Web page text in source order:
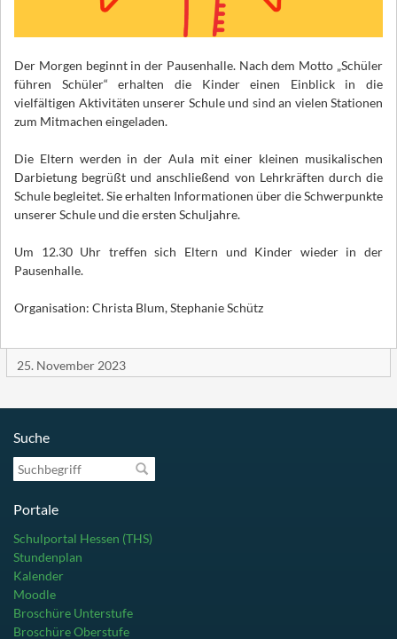
Der Morgen beginnt in der Pausenhalle. Nach dem Motto „Schüler
führen Schüler“ erhalten die Kinder einen Einblick in die
vielfältigen Aktivitäten unserer Schule und sind an vielen Stationen
zum Mitmachen eingeladen.
Die Eltern werden in der Aula mit einer kleinen musikalischen
Darbietung begrüßt und anschließend von Lehrkräften durch die
Schule begleitet. Sie erhalten Informationen über die Schwerpunkte
unserer Schule und die ersten Schuljahre.
Um 12.30 Uhr treffen sich Eltern und Kinder wieder in der
Pausenhalle.
Organisation: Christa Blum, Stephanie Schütz
25. November 2023
Suche
Suchbegriff
Portale
Schulportal Hessen (THS)
Stundenplan
Kalender
Moodle
Broschüre Unterstufe
Broschüre Oberstufe